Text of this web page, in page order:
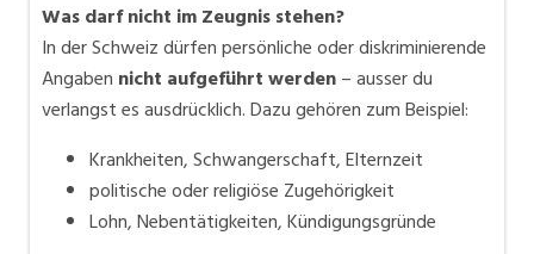
Was darf nicht im Zeugnis stehen?
In der Schweiz dürfen persönliche oder diskriminierende
Angaben nicht aufgeführt werden– ausser du
verlangst es ausdrücklich. Dazu gehören zum Beispiel:
Krankheiten, Schwangerschaft, Elternzeit
politische oder religiöse Zugehörigkeit
Lohn, Nebentätigkeiten, Kündigungsgründe